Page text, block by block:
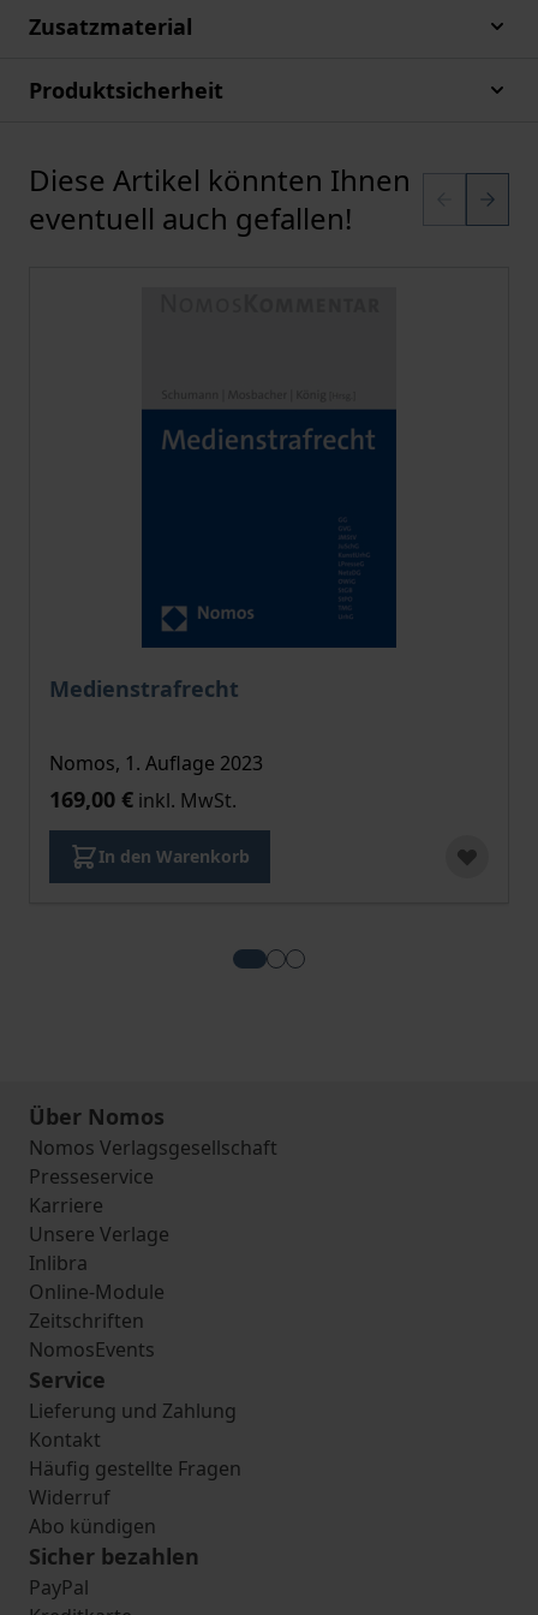
Zusatzmaterial
Produktsicherheit
Karussell überspringen
Diese Artikel könnten Ihnen
eventuell auch gefallen!
Medienstrafrecht
Nomos, 1. Auflage 2023
169,00 € inkl. MwSt.
In den Warenkorb
View more about
View more about
View more about
Über Nomos
Nomos Verlagsgesellschaft
Presseservice
Karriere
Unsere Verlage
Inlibra
Online-Module
Zeitschriften
NomosEvents
Service
Lieferung und Zahlung
Kontakt
Häufig gestellte Fragen
Widerruf
Abo kündigen
Sicher bezahlen
PayPal